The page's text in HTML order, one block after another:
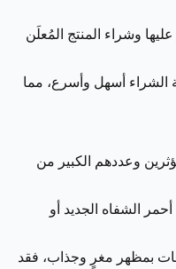
بالنقر عليها وشراء المنتج المُعلَن
الشراء أسهل وأسرع، مما
وعددهم الكبير من
الشفاه الجديد أو
بمظهر مغرٍ وجذاب، فقد